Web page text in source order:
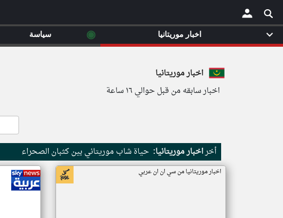
×
اخبار موريتانيا
اخبار سابقه من قبل حوالي ١٦ ساعة
أخراخبار موريتانيا: حياة شاب موريتاني بين كثبان الصحراء
اخبار موريتانيا من سي ان ان عربي
اخبار موريتانيا ◉ سياسة